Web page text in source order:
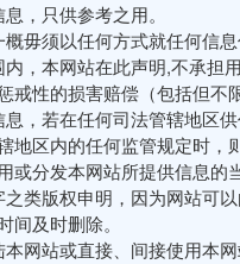
，只供参考之用。
毋须以任何方式就任何信
，本网站在此声明,不承担
戒性的损害赔偿（包括但
，若在任何司法管辖地区
地区内的任何监管规定时
或分发本网站所提供信息的
类版权申明，因为网站可
间及时删除。
网站或直接、间接使用本